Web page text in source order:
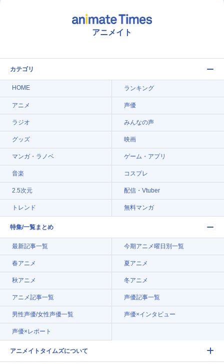
アニメイト
カテゴリ
HOME ランキング
アニメ 声優
ラジオ みんなの声
グッズ 映画
マンガ・ラノベ ゲーム・アプリ
音楽 コスプレ
2.5次元 配信・Vtuber
トレンド 無料マンガ
特集/一覧まとめ
最新記事一覧 今期アニメ曜日別一覧
春アニメ 夏アニメ
秋アニメ 冬アニメ
アニメ記事一覧 声優記事一覧
男性声優/女性声優一覧 声優×インタビュー
声優×レポート
アニメイトタイムズについて